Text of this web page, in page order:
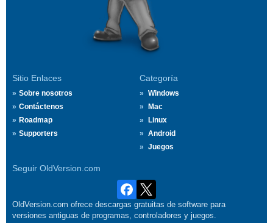
Sitio Enlaces
Sobre nosotros
Contáctenos
Roadmap
Supporters
Categoría
Windows
Mac
Linux
Android
Juegos
Seguir OldVersion.com
OldVersion.com ofrece descargas gratuitas de software para
versiones antiguas de programas, controladores y juegos.